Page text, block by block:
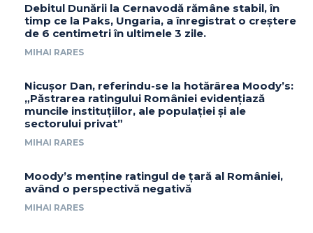
Debitul Dunării la Cernavodă rămâne stabil, în
timp ce la Paks, Ungaria, a înregistrat o creștere
de 6 centimetri în ultimele 3 zile.
MIHAI RARES
Nicușor Dan, referindu-se la hotărârea Moody’s:
„Păstrarea ratingului României evidențiază
muncile instituțiilor, ale populației și ale
sectorului privat”
MIHAI RARES
Moody’s menține ratingul de țară al României,
având o perspectivă negativă
MIHAI RARES